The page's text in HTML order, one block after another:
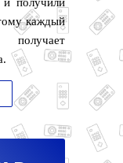
каждый
получает